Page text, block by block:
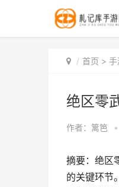
首页 > 手
绝区零
作者： 篱笆 •
摘要：绝区
的关键环节